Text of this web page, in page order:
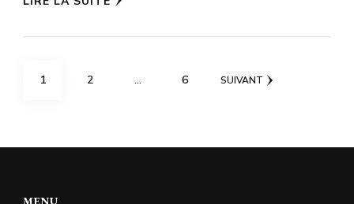
Pagination
PAGE
1 PAGE
2 … PAGE
6 SUIVANT
MENU